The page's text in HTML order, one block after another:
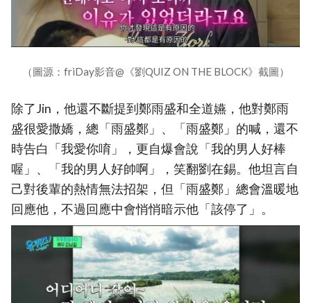
（圖源：friDay影音@《劉QUIZ ON THE BLOCK》截圖）
除了Jin，他還不斷提到鄭雨盛和全道嬿，他對鄭雨
盛很愛撒嬌，總「雨盛鄭」、「雨盛鄭」的喊，還不
時告白「我愛你唷」，更自爆會說「我的男人好棒
喔」、「我的男人好帥啊」，笑翻劉在錫。他坦言自
己對後輩的熱情無法招架，但「雨盛鄭」總會溫暖地
回應他，不過回應中會悄悄暗示他「該停了」。